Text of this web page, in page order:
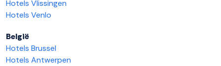
Hotels Vlissingen
Hotels Venlo
België
Hotels Brussel
Hotels Antwerpen